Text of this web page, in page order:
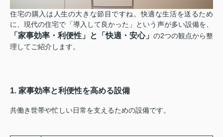
住宅の購入は人生の大きな節目ですね。快適な生活を送るため
に、現代の住宅で「導入して良かった」という声が多い設備を、
「家事効率・利便性」 と 「快適・安心」 の2つの観点から整
理してご紹介します。
1. 家事効率と利便性を高める設備
共働き世帯や忙しい日常を支えるための設備です。